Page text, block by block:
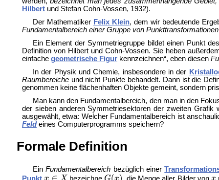
Hilbertund Stefan Cohn-Vossen, 1932).
Der Mathematiker Felix Klein, dem wir bedeutende
Fundamentalbereich einer Gruppe von
Ein Element der Symmetriegruppe bildet einen Punkt
Definition von Hilbert und Cohn-Vossen. Sie heben
einfache geometrische Figurkennzeichnen“, eben diesen
In der Physik und Chemie, insbesondere in der
Raumbereicheund nicht Punkte behandelt. Dann ist die
genommen keine flächenhaften Objekte gemeint, sondern
Man kann den Fundamentalbereich, den man in den
der sieben anderen Symmetriesektoren der zweiten Grafik
ausgewählt, etwa: Welcher Fundamentalbereich ist
Feldeines Computerprogramms speichern?
Formale Definition
EinFundamentalbereich bezüglich einer
Punkt
bezeichne , die Menge aller Bilder von